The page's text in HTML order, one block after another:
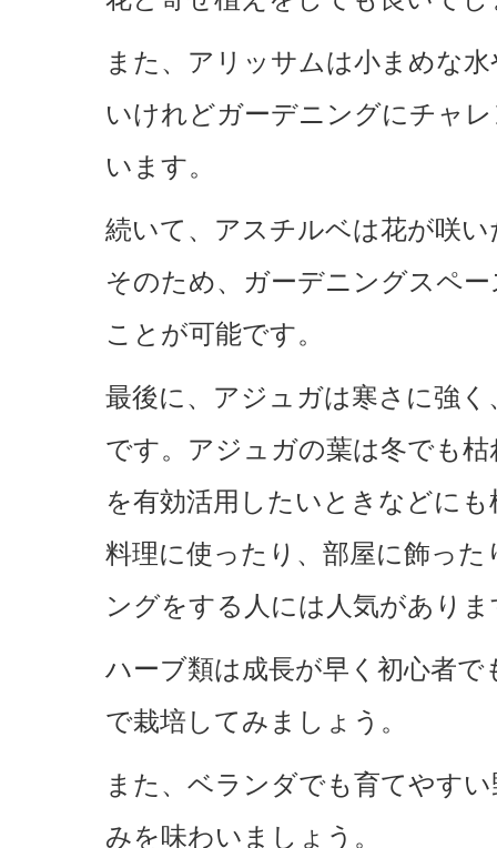
また、アリッサムは小まめな
いけれどガーデニングにチャ
います。
続いて、アスチルベは花が咲
そのため、ガーデニングスペ
ことが可能です。
最後に、アジュガは寒さに強
です。アジュガの葉は冬でも
を有効活用したいときなどに
料理に使ったり、部屋に飾っ
ングをする人には人気がありま
ハーブ類は成長が早く初心者
で栽培してみましょう。
また、ベランダでも育てやす
みを味わいましょう。